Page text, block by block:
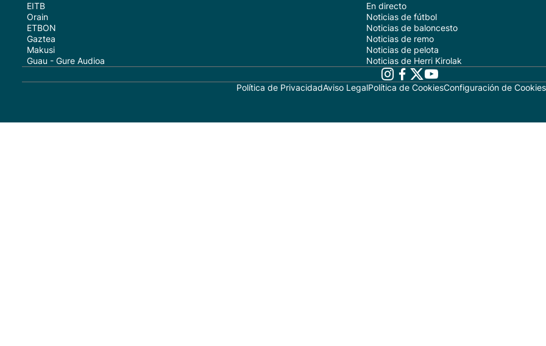
EITB
Orain
ETBON
Gaztea
Makusi
Guau - Gure Audioa
En directo
Noticias de fútbol
Noticias de baloncesto
Noticias de remo
Noticias de pelota
Noticias de Herri Kirolak
Política de PrivacidadAviso LegalPolítica de CookiesConfiguración de Cookies